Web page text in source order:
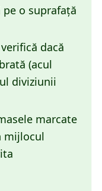
o suprafață
dacă
(acul
diviziunii
marcate
mijlocul